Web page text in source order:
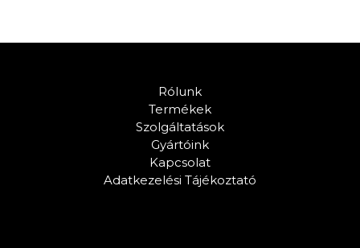
Rólunk
Termékek
Szolgáltatások
Gyártóink
Kapcsolat
Adatkezelési Tájékoztató